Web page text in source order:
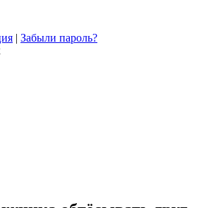
| Забыли пароль?